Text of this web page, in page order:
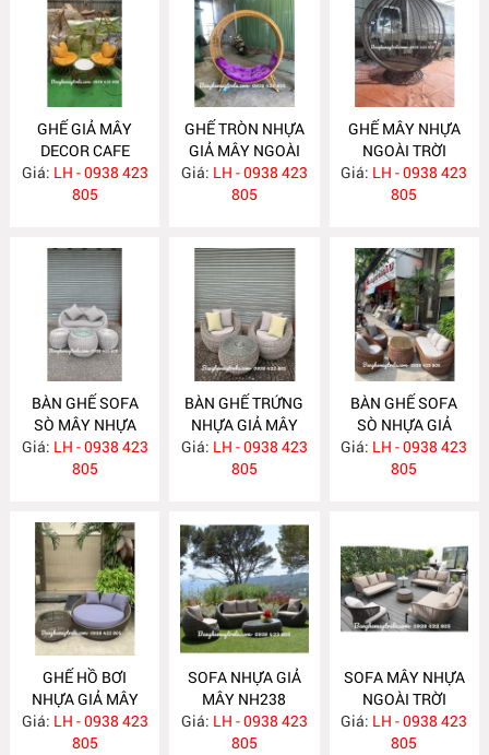
GHẾ GIẢ MÂY
DECOR CAFE
NH246
Giá: LH - 0938 423
805
GHẾ TRÒN NHỰA
GIẢ MÂY NGOÀI
TRỜI NH245
Giá: LH - 0938 423
805
GHẾ MÂY NHỰA
NGOÀI TRỜI
NH244
Giá: LH - 0938 423
805
BÀN GHẾ SOFA
SÒ MÂY NHỰA
NHỎ GỌN NH243
Giá: LH - 0938 423
805
BÀN GHẾ TRỨNG
NHỰA GIẢ MÂY
NH242
Giá: LH - 0938 423
805
BÀN GHẾ SOFA
SÒ NHỰA GIẢ
MÂY NGOÀI TRỜI
GIÁ RẺ NH240
Giá: LH - 0938 423
805
GHẾ HỒ BƠI
NHỰA GIẢ MÂY
NH239
Giá: LH - 0938 423
805
SOFA NHỰA GIẢ
MÂY NH238
Giá: LH - 0938 423
805
SOFA MÂY NHỰA
NGOÀI TRỜI
NH237
Giá: LH - 0938 423
805